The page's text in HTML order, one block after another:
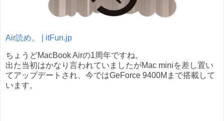
Air読め。 | itFun.jp
ちょうどMacBook Airの1周年ですね。
出た当初はかなり言われていましたがMac miniを差し置い
てアップデートされ、今ではGeForce 9400Mまで搭載して
います。